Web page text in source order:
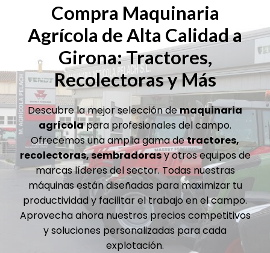
Compra Maquinaria
Agrícola de Alta Calidad a
Girona: Tractores,
Recolectoras y Más
Descubre la mejor selección demaquinaria
agrícolapara profesionales del campo.
Ofrecemos una amplia gama detractores,
recolectoras, sembradorasy otros equipos de
marcas líderes del sector. Todas nuestras
máquinas están diseñadas para maximizar tu
productividad y facilitar el trabajo en el campo.
Aprovecha ahora nuestros precios competitivos
y soluciones personalizadas para cada
explotación.